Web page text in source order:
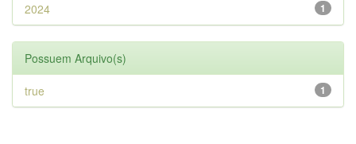
1
2024
Possuem Arquivo(s)
1
true